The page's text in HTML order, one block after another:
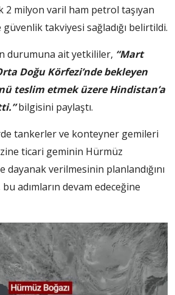
2 milyon varil ham petrol taşıyan
takviyesi sağladığı belirtildi.
durumuna ait yetkililer, “Mart
Doğu Körfezi’nde bekleyen
teslim etmek üzere Hindistan’a
bilgisini paylaştı.
tankerler ve konteyner gemileri
ticari geminin Hürmüz
dayanak verilmesinin planlandığını
adımların devam edeceğine